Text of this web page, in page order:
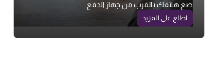
ضع هاتفك بالقرب من جهاز الدفع.
اطلع على المزيد